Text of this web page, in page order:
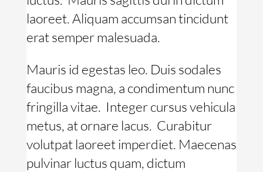
laoreet. Aliquam accumsan tincidunt
erat semper malesuada.
Mauris id egestas leo. Duis sodales
faucibus magna, a condimentum nunc
fringilla vitae. Integer cursus vehicula
metus, at ornare lacus. Curabitur
volutpat laoreet imperdiet. Maecenas
pulvinar luctus quam, dictum